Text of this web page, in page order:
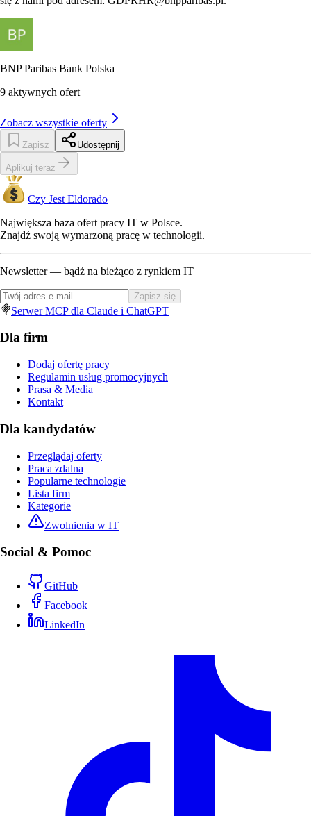
BNP Paribas Bank Polska
9 aktywnych ofert
Zobacz wszystkie oferty
Zapisz Udostępnij
Aplikuj teraz
Czy Jest Eldorado
Największa baza ofert pracy IT w Polsce.
Znajdź swoją wymarzoną pracę w technologii.
Newsletter — bądź na bieżąco z rynkiem IT
Zapisz się
Serwer MCP dla Claude i ChatGPT
Dla firm
Dodaj ofertę pracy
Regulamin usług promocyjnych
Prasa & Media
Kontakt
Dla kandydatów
Przeglądaj oferty
Praca zdalna
Popularne technologie
Lista firm
Kategorie
Zwolnienia w IT
Social & Pomoc
GitHub
Facebook
LinkedIn